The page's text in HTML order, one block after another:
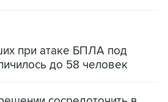
при атаке БПЛА под
сосредоточить в